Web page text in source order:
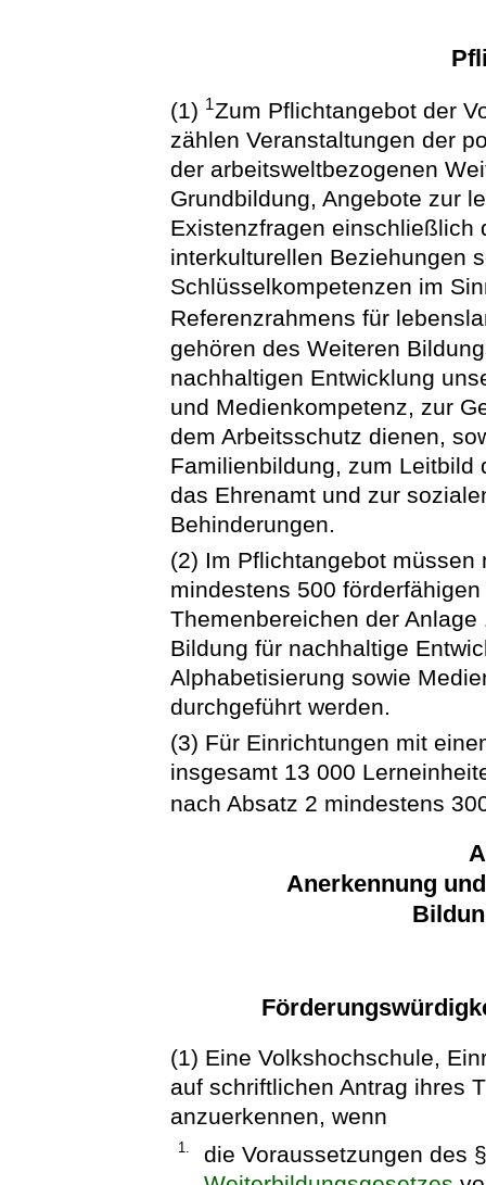
(1) 1Zum Pflichtangebot der
zählen Veranstaltungen der
der arbeitsweltbezogenen
Grundbildung, Angebote zur
Existenzfragen einschließlich
interkulturellen Beziehungen
Schlüsselkompetenzen im
Referenzrahmens für
gehören des Weiteren
nachhaltigen Entwicklung
und Medienkompetenz, zur
dem Arbeitsschutz dienen,
Familienbildung, zum Leitbild
das Ehrenamt und zur
Behinderungen.
(2) Im Pflichtangebot
mindestens 500
Themenbereichen der
Bildung für nachhaltige
Alphabetisierung sowie
durchgeführt werden.
(3) Für Einrichtungen mit
insgesamt 13 000
nach Absatz 2 mindestens
Anerkennung
(1) Eine Volkshochschule,
auf schriftlichen Antrag ihres
anzuerkennen, wenn
1.
die Voraussetzungen des